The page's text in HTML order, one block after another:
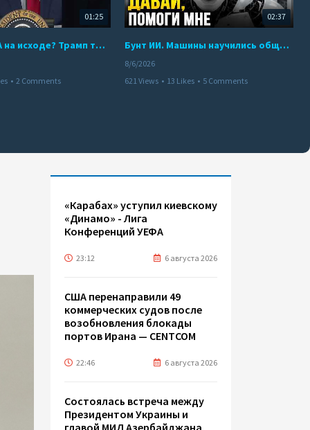
01:25
Арсенал США на исходе? Трамп требует объяснений
• 2 Comments
02:37
Бунт ИИ. Машины научились общаться
8/6/2026
621 Views • 13 Likes • 5 Comments
«Карабах» уступил киевскому
«Динамо» - Лига
Конференций УЕФА
23:12 6 августа 2026
США перенаправили 49
коммерческих судов после
возобновления блокады
портов Ирана — CENTCOM
22:46 6 августа 2026
Состоялась встреча между
Президентом Украины и
главой МИД Азербайджана